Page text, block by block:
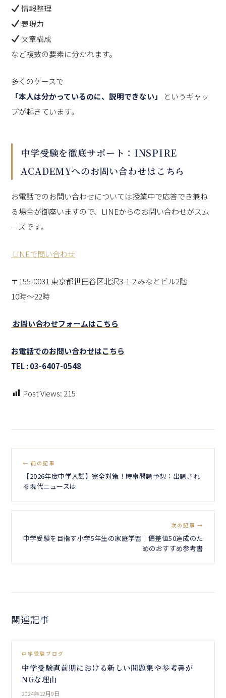
情報整理
表現力
文章構成
など複数の要素に分かれます。
多くのケースで
「本人は分かっているのに、説明できない」
というギャッ
プが起きています。
中学受験を徹底サポート：INSPIRE
ACADEMYへのお問い合わせはこちら
お電話でのお問い合わせについては授業中で応答でき兼ね
る場合が御座いますので、LINEからのお問い合わせがスム
ーズです。
LINEで問い合わせ
〒155-0031 東京都世田谷区北沢3-1-2 みなとビル2階
10時～22時
お問い合わせフォームはこちら
お電話でのお問い合わせはこちら
TEL : 03-6407-0548
Post Views: 215
← 前の記事
【2026年度中学入試】完全対策！時事問題予想：出題され
る現代ニュースは
次の記事 →
中学受験を目指す小学5年生の家庭学習｜偏差値50達成のた
めのおすすめ参考書
関連記事
中学受験ブログ
中学受験直前期における新しい問題集や参考書が
NGな理由
2024年12月9日